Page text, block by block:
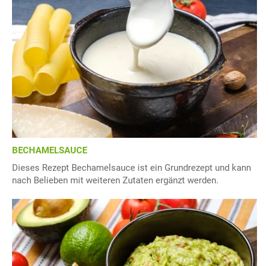
BECHAMELSAUCE
Dieses Rezept Bechamelsauce ist ein Grundrezept und kann
nach Belieben mit weiteren Zutaten ergänzt werden.